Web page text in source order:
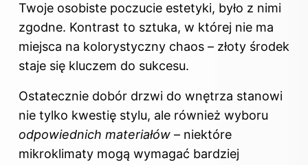
Twoje osobiste poczucie estetyki, było z nimi
zgodne. Kontrast to sztuka, w której nie ma
miejsca na kolorystyczny chaos – złoty środek
staje się kluczem do sukcesu.
Ostatecznie dobór drzwi do wnętrza stanowi
nie tylko kwestię stylu, ale również wyboru
odpowiednich materiałów – niektóre
mikroklimaty mogą wymagać bardziej